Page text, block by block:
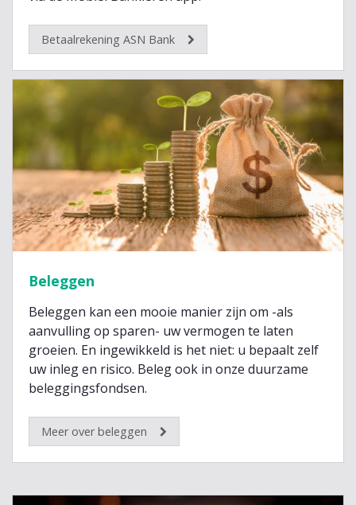
Betaalrekening ASN Bank
Beleggen
Beleggen kan een mooie manier zijn om -als
aanvulling op sparen- uw vermogen te laten
groeien. En ingewikkeld is het niet: u bepaalt zelf
uw inleg en risico. Beleg ook in onze duurzame
beleggingsfondsen.
Meer over beleggen